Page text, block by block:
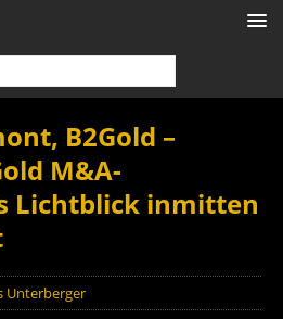
B2Gold –
M&A-
Lichtblick inmitten
Unterberger